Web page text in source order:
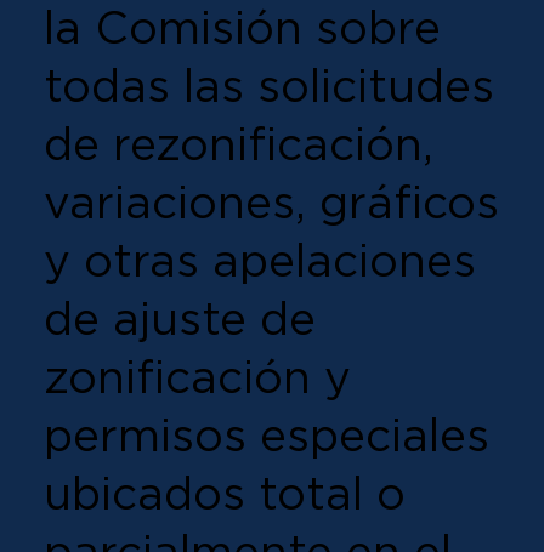
la Comisión sobre
todas las solicitudes
de rezonificación,
variaciones, gráficos
y otras apelaciones
de ajuste de
zonificación y
permisos especiales
ubicados total o